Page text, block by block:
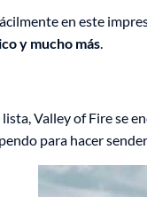
en este
y mucho más.
Valley of Fire se
para hacer